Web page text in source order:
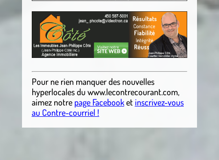
Pour ne rien manquer des nouvelles
hyperlocalesdu www.lecontrecourant.com,
aimez notre page Facebooket inscrivez-vous
au Contre-courriel !